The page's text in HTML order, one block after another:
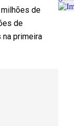
de
de
primeira